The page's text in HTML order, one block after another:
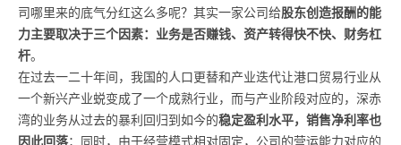
司哪里来的底气分红这么多呢？其实一家公司给股东创造报酬的能
力主要取决于三个因素： 业务是否赚钱、资产转得快不快、财务杠
杆。
在过去一二十年间，我国的人口更替和产业迭代让港口贸易行业从
一个新兴产业蜕变成了一个成熟行业，而与产业阶段对应的，深赤
湾的业务从过去的暴利回归到如今的稳定盈利水平，销售净利率也
因此回落；同时，由于经营模式相对固定，公司的营运能力对应的